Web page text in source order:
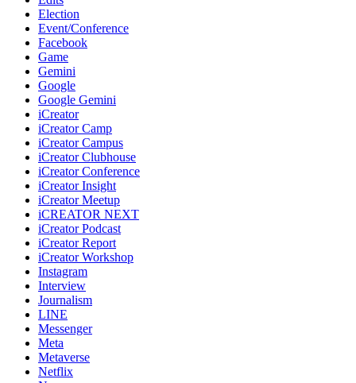
Election
Event/Conference
Facebook
Game
Gemini
Google
Google Gemini
iCreator
iCreator Camp
iCreator Campus
iCreator Clubhouse
iCreator Conference
iCreator Insight
iCreator Meetup
iCREATOR NEXT
iCreator Podcast
iCreator Report
iCreator Workshop
Instagram
Interview
Journalism
LINE
Messenger
Meta
Metaverse
Netflix